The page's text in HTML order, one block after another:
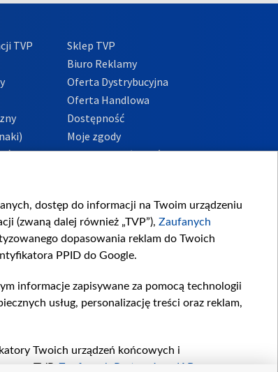
TVP
Sklep TVP
Biuro Reklamy
Oferta Dystrybucyjna
Oferta Handlowa
Dostępność
Moje zgody
Procedura zgłoszeń
dostęp do informacji na Twoim urządzeniu
(zwaną dalej również „TVP”), Zaufanych
dopasowania reklam do Twoich
PPID do Google.
informacje zapisywane za pomocą technologii
usług, personalizację treści oraz reklam,
Twoich urządzeń końcowych i
TVP, Zaufanych Partnerów z IAB